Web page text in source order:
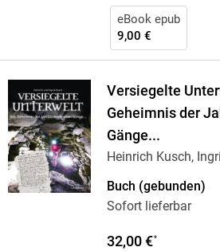
eBook epub
9,00 €
Versiegelte
Geheimnis der
Gänge...
Heinrich Kusch,
Buch (gebunden)
Sofort lieferbar
32,00 €*